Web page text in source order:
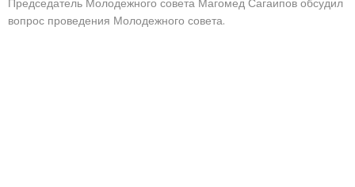
Председатель Молодежного совета Магомед Сагаипов обсудил
вопрос проведения Молодежного совета.